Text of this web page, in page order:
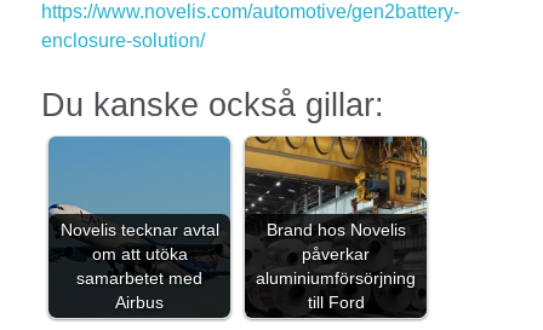
https://www.novelis.com/automotive/gen2battery-
enclosure-solution/
Du kanske också gillar:
Novelis tecknar avtal
om att utöka
samarbetet med
Airbus
Brand hos Novelis
påverkar
aluminiumförsörjning
till Ford